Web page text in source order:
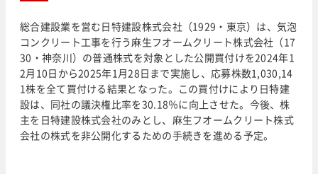
総合建設業を営む日特建設株式会社（1929・東京）は、気泡
コンクリート工事を行う麻生フオームクリート株式会社（17
30・神奈川）の普通株式を対象とした公開買付けを2024年1
2月10日から2025年1月28日まで実施し、応募株数1,030,14
1株を全て買付ける結果となった。この買付けにより日特建
設は、同社の議決権比率を30.18％に向上させた。今後、株
主を日特建設株式会社のみとし、麻生フオームクリート株式
会社の株式を非公開化するための手続きを進める予定。